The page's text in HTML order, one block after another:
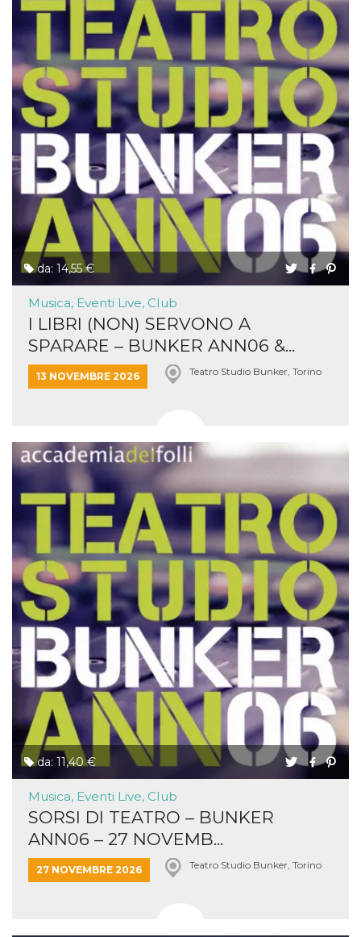
da: 14,55 €
Musica, Eventi Live, Club
I LIBRI (NON) SERVONO A
SPARARE – BUNKER ANN06 &...
13 NOVEMBRE 2026 Teatro Studio Bunker, Torino
da: 11,40 €
Musica, Eventi Live, Club
SORSI DI TEATRO – BUNKER
ANN06 – 27 NOVEMB...
27 NOVEMBRE 2026 Teatro Studio Bunker, Torino